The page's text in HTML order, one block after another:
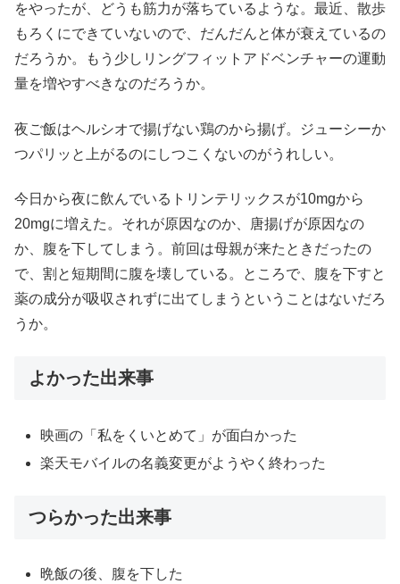
をやったが、どうも筋力が落ちているような。最近、散歩
もろくにできていないので、だんだんと体が衰えているの
だろうか。もう少しリングフィットアドベンチャーの運動
量を増やすべきなのだろうか。
夜ご飯はヘルシオで揚げない鶏のから揚げ。ジューシーか
つパリッと上がるのにしつこくないのがうれしい。
今日から夜に飲んでいるトリンテリックスが10mgから
20mgに増えた。それが原因なのか、唐揚げが原因なの
か、腹を下してしまう。前回は母親が来たときだったの
で、割と短期間に腹を壊している。ところで、腹を下すと
薬の成分が吸収されずに出てしまうということはないだろ
うか。
よかった出来事
映画の「私をくいとめて」が面白かった
楽天モバイルの名義変更がようやく終わった
つらかった出来事
晩飯の後、腹を下した